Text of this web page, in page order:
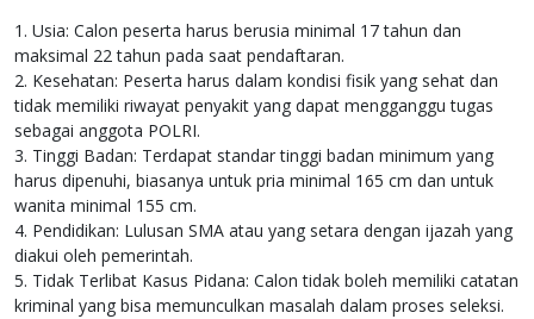
1. Usia: Calon peserta harus berusia minimal 17 tahun dan
maksimal 22 tahun pada saat pendaftaran.
2. Kesehatan: Peserta harus dalam kondisi fisik yang sehat dan
tidak memiliki riwayat penyakit yang dapat mengganggu tugas
sebagai anggota POLRI.
3. Tinggi Badan: Terdapat standar tinggi badan minimum yang
harus dipenuhi, biasanya untuk pria minimal 165 cm dan untuk
wanita minimal 155 cm.
4. Pendidikan: Lulusan SMA atau yang setara dengan ijazah yang
diakui oleh pemerintah.
5. Tidak Terlibat Kasus Pidana: Calon tidak boleh memiliki catatan
kriminal yang bisa memunculkan masalah dalam proses seleksi.